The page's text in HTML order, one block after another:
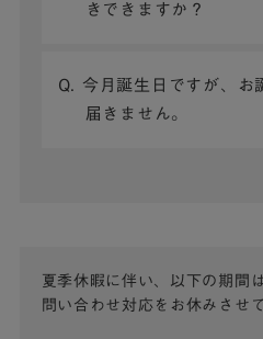
きできますか？
Q. 今月誕生日ですが、お
届きません。
夏季休暇に伴い、以下の期間
問い合わせ対応をお休みさせ